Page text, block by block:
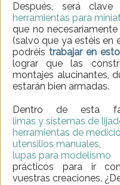
Después, será
herramientas para
que no
(salvo que ya estéis en
podréis trabajar en
lograr que las
montajes alucinantes,
estarán bien armadas.
Dentro de esta
limas y sistemas de
herramientas de
utensilios manuales,
lupas para modelismo
prácticos para ir
vuestras creaciones.